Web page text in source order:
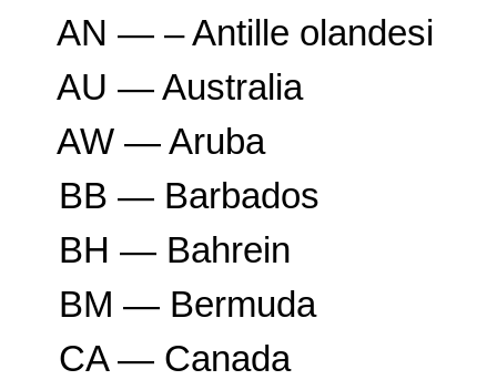
AN — – Antille olandesi
AU — Australia
AW — Aruba
BB — Barbados
BH — Bahrein
BM — Bermuda
CA — Canada